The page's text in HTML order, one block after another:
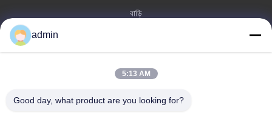
বাড়ি
কারখানা ভ্রমণ
admin
5:13 AM
Good day, what product are you looking for?